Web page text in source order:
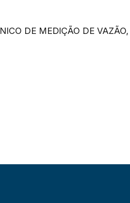
DE MEDIÇÃO DE VAZÃO,